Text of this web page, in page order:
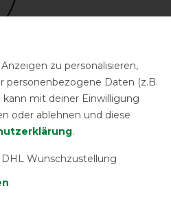
zu personalisieren,
personenbezogene Daten (z.B.
mit deiner Einwilligung
oder ablehnen und diese
.
DHL Wunschzustellung